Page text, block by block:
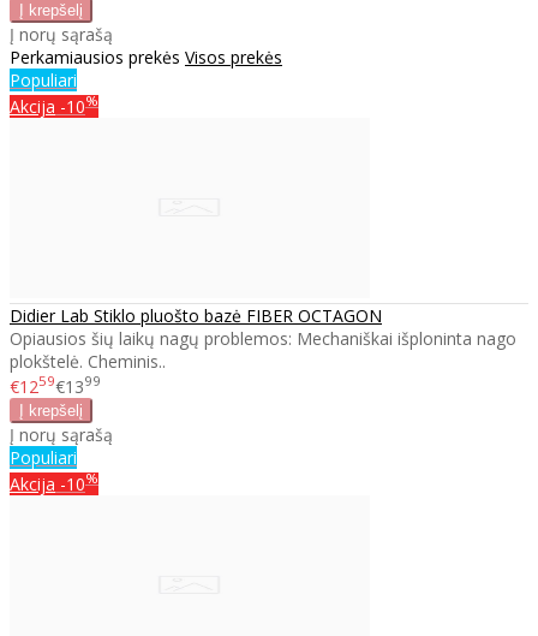
Į norų sąrašą
Perkamiausios prekės Visos prekės
Populiari
Akcija -10%
Didier Lab Stiklo pluošto bazė FIBER OCTAGON
Opiausios šių laikų nagų problemos: Mechaniškai išploninta nago
plokštelė. Cheminis..
€1259€1399
Į norų sąrašą
Populiari
Akcija -10%